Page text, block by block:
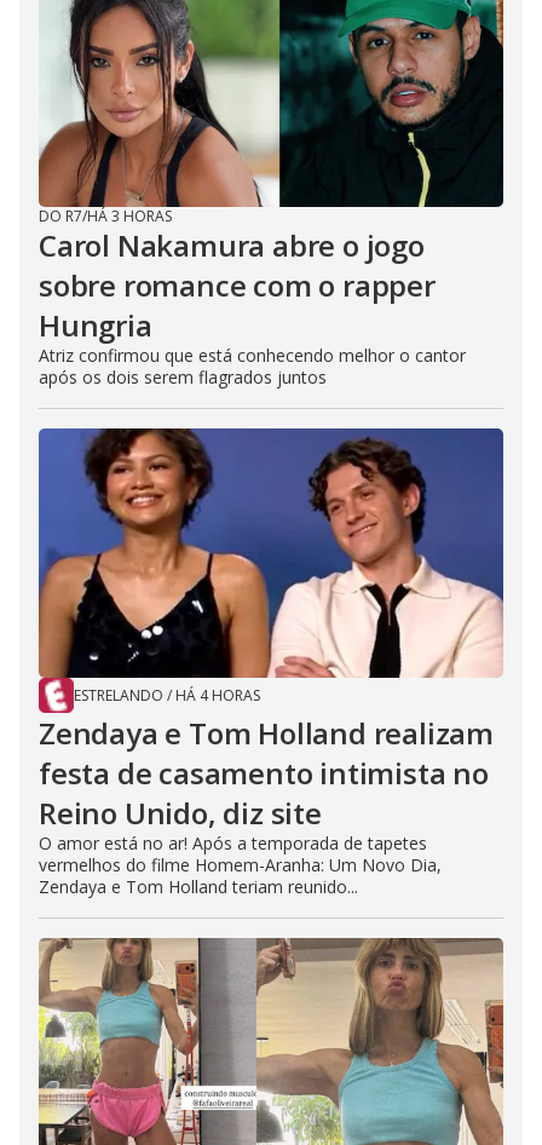
DO R7/HÁ 3 HORAS
Carol Nakamura abre o jogo
sobre romance com o rapper
Hungria
Atriz confirmou que está conhecendo melhor o cantor
após os dois serem flagrados juntos
ESTRELANDO / HÁ 4 HORAS
Zendaya e Tom Holland realizam
festa de casamento intimista no
Reino Unido, diz site
O amor está no ar! Após a temporada de tapetes
vermelhos do filme Homem-Aranha: Um Novo Dia,
Zendaya e Tom Holland teriam reunido...